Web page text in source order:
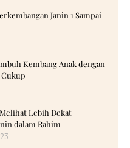
Janin 1 Sampai
Kembang Anak dengan
Cukup
Lebih Dekat
dalam Rahim